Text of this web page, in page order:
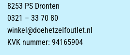
8253 PS Dronten
0321 – 33 70 80
winkel@doehetzelfoutlet.nl
KVK nummer: 94165904